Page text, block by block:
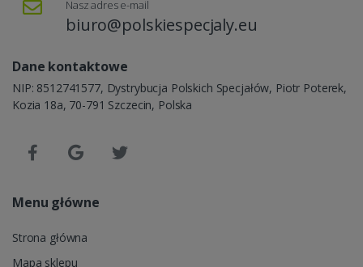
Nasz adres e-mail
biuro@polskiespecjaly.eu
Dane kontaktowe
NIP: 8512741577, Dystrybucja Polskich Specjałów, Piotr Poterek,
Kozia 18a, 70-791 Szczecin, Polska
Menu główne
Strona główna
Mapa sklepu